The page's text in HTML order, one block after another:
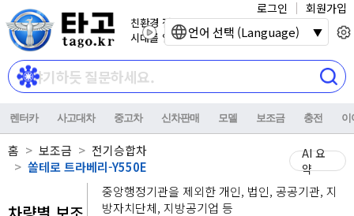
친환경 전기자동차
시대를 열어갑니다.
로그인 회원가입
렌터카 사고대차 중고차 신차판매 모델 보조금 충전 이
홈 보조금
전기승합차
쏠테로 트라베리-Y550E
AI 요
약
중앙행정기관을 제외한 개인, 법인, 공공기관, 지
방자치단체, 지방공기업 등
언어 선택 (Language)